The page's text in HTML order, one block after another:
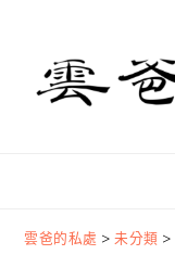
primary
navigation
content
primary
sidebar
雲爸的私處 >未分類 >